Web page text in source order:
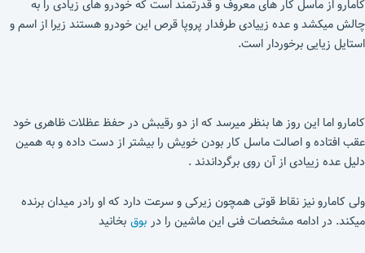
کامارو از ماسل کار های معروف و قدرتمند است که خودرو های زیادی را به
چالش میکشد و عده زییادی طرفدار پروپا قرص این خودرو هستند زیرا از اسم و
استایل زیایی برخوردار است.
کامارو اما این روز ها بنظر میرسد که از دو رقیبش در حفظ عظلات ظاهری خود
عقب افتاده و اصالت ماسل کار بودن خویش را بیشتر از دست داده و به همین
دلیل عده زییادی از آن روی برگرداندند .
ولی کامارو نیز نقاط قوتی همچون زیرکی و سرعت دارد که او رادر میدان برنده
میکند. در ادامه مشخصات فنی این ماشین را در بوق بخانید